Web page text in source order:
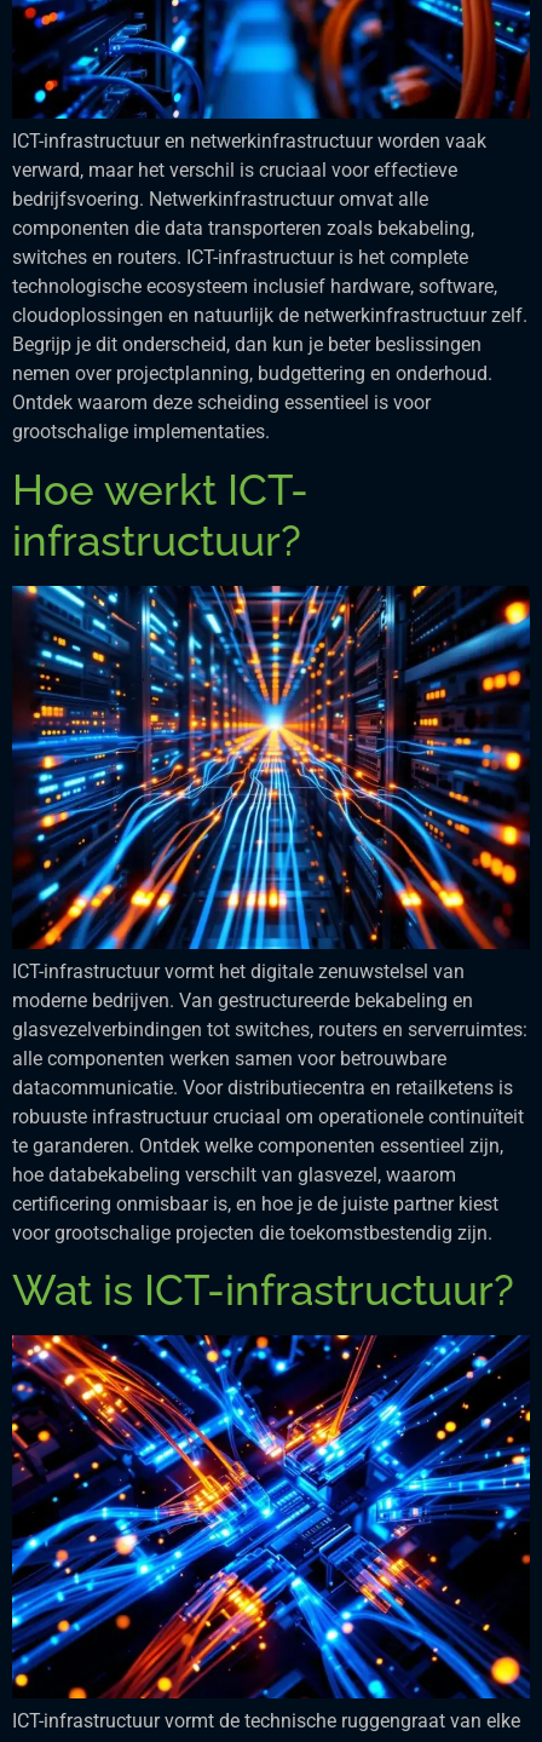
ICT-infrastructuur en netwerkinfrastructuur worden vaak
verward, maar het verschil is cruciaal voor effectieve
bedrijfsvoering. Netwerkinfrastructuur omvat alle
componenten die data transporteren zoals bekabeling,
switches en routers. ICT-infrastructuur is het complete
technologische ecosysteem inclusief hardware, software,
cloudoplossingen en natuurlijk de netwerkinfrastructuur zelf.
Begrijp je dit onderscheid, dan kun je beter beslissingen
nemen over projectplanning, budgettering en onderhoud.
Ontdek waarom deze scheiding essentieel is voor
grootschalige implementaties.
Hoe werkt ICT-
infrastructuur?
ICT-infrastructuur vormt het digitale zenuwstelsel van
moderne bedrijven. Van gestructureerde bekabeling en
glasvezelverbindingen tot switches, routers en serverruimtes:
alle componenten werken samen voor betrouwbare
datacommunicatie. Voor distributiecentra en retailketens is
robuuste infrastructuur cruciaal om operationele continuïteit
te garanderen. Ontdek welke componenten essentieel zijn,
hoe databekabeling verschilt van glasvezel, waarom
certificering onmisbaar is, en hoe je de juiste partner kiest
voor grootschalige projecten die toekomstbestendig zijn.
Wat is ICT-infrastructuur?
ICT-infrastructuur vormt de technische ruggengraat van elke